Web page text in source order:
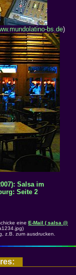
bs.de)
Salsa im
Seite 2
eine E-Mail ( salsa @
z.B. zum ausdrucken.